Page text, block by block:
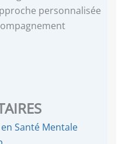
personnalisée
Santé Mentale